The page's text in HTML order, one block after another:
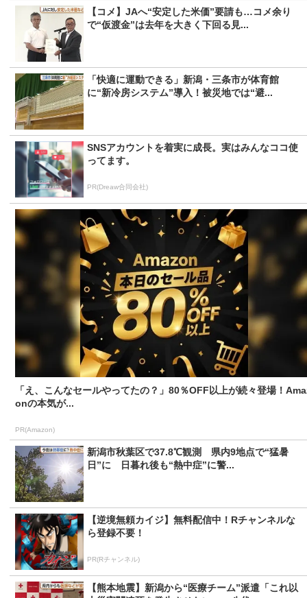
【コメ】JAへ“安定した米価”要請も…コメ余り
で“仮渡金”は去年を大きく下回る見...
「快適に運動できる」新潟・三条市が体育館
に“新冷房システム”導入！被災地では“避...
SNSアカウントを着実に成長。実はみんなココ使
ってます。
PR(Dreaw合同会社)
「え、こんなセールやってたの？」80％OFF以上が続々登場！
onの本気が...
PR(Amazon)
新潟市秋葉区で37.8℃観測 県内9地点で“猛暑
日”に 日暮れ後も“熱中症”に警...
【逆境無頼カイジ】無料配信中！Rチャンネルな
ら登録不要！
PR(Rチャンネル)
【熊本地震】新潟から“医療チーム”派遣「これ以